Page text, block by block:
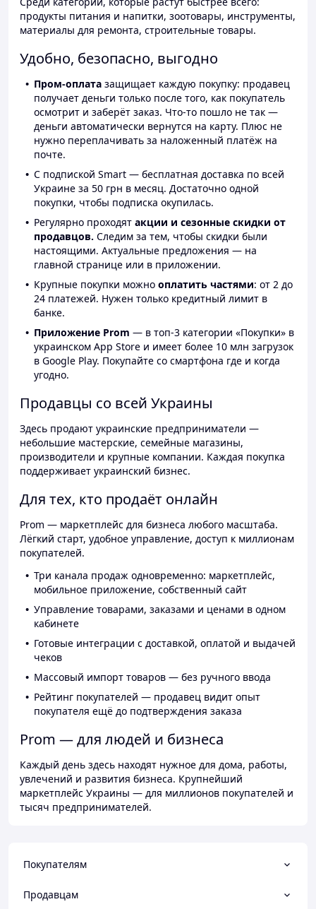
продукты питания и напитки, зоотовары, инструменты,
материалы для ремонта, строительные товары.
Удобно, безопасно, выгодно
Пром-оплата защищает каждую покупку: продавец
получает деньги только после того, как покупатель
осмотрит и заберёт заказ. Что-то пошло не так —
деньги автоматически вернутся на карту. Плюс не
нужно переплачивать за наложенный платёж на
почте.
С подпиской Smart — бесплатная доставка по всей
Украине за 50 грн в месяц. Достаточно одной
покупки, чтобы подписка окупилась.
Регулярно проходят акции и сезонные скидки от
продавцов. Следим за тем, чтобы скидки были
настоящими. Актуальные предложения — на
главной странице или в приложении.
Крупные покупки можно оплатить частями: от 2 до
24 платежей. Нужен только кредитный лимит в
банке.
Приложение Prom — в топ-3 категории «Покупки» в
украинском App Store и имеет более 10 млн загрузок
в Google Play. Покупайте со смартфона где и когда
угодно.
Продавцы со всей Украины
Здесь продают украинские предприниматели —
небольшие мастерские, семейные магазины,
производители и крупные компании. Каждая покупка
поддерживает украинский бизнес.
Для тех, кто продаёт онлайн
Prom — маркетплейс для бизнеса любого масштаба.
Лёгкий старт, удобное управление, доступ к миллионам
покупателей.
Три канала продаж одновременно: маркетплейс,
мобильное приложение, собственный сайт
Управление товарами, заказами и ценами в одном
кабинете
Готовые интеграции с доставкой, оплатой и выдачей
чеков
Массовый импорт товаров — без ручного ввода
Рейтинг покупателей — продавец видит опыт
покупателя ещё до подтверждения заказа
Prom — для людей и бизнеса
Каждый день здесь находят нужное для дома, работы,
увлечений и развития бизнеса. Крупнейший
маркетплейс Украины — для миллионов покупателей и
тысяч предпринимателей.
Покупателям
Продавцам